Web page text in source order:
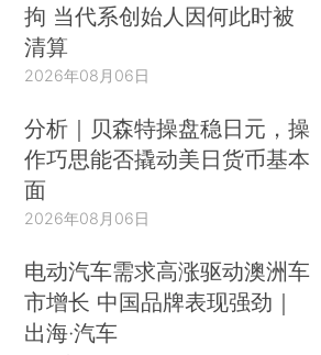
拘 当代系创始人因何此时被
清算
2026年08月06日
分析｜贝森特操盘稳日元，操
作巧思能否撬动美日货币基本
面
2026年08月06日
电动汽车需求高涨驱动澳洲车
市增长 中国品牌表现强劲｜
出海·汽车